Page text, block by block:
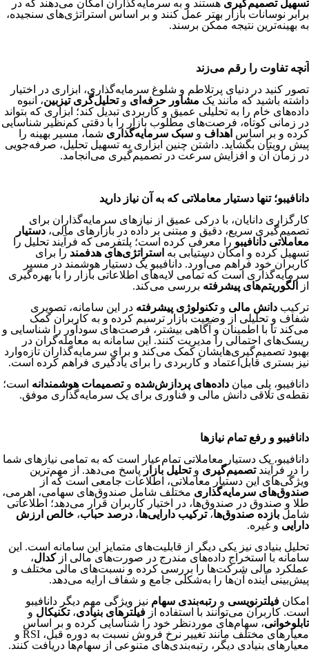
تسهیل تصمیم‌گیری هستند و به سرمایه‌گذاران امکان می‌دهند که در
برابر نوسانات بازار بهتر عمل کنند و بر اساس استراتژی‌های سنجیده،
به بهینه‌ترین نتیجه ممکن برسند.
آنچه تفاوت را رقم می‌زند
تصور کنید در دنیای پرتلاطم و شلوغ سرمایه‌گذاری، ابزاری در اختیار
داشته باشید که مانند یک مشاور حرفه‌ای وتحلیل‌گری تیزبین، انبوه
داده‌های خام را به تحلیلی عمیق و کاربردی تبدیل کند؛ ابزاری که بتواند
در زمانی کوتاه، فرصت‌های مطلوب بازار را با دقتی کم‌نظیر شناسایی
کرده و بر اساس اهداف و سبک سرمایه‌گذاری شما، مسیر بهینه را
پیش رویتان بگشاید. داشتن چنین ابزاری به تسهیل تحلیل، صرفه‌جویی
در زمان آن و افزایش سرعت در تصمیم‌گیری می‌انجامد.
دانافیبو؛ تنها دستیار معاملاتی که به آن نیاز دارید
کارگزاری دانایان، با درکی عمیق از نیازهای سرمایه‌گذاران برای
تصمیم‌گیری سریع، دقیق و مبتنی بر داده در بازارهای مالی، دستیار
معاملاتی دانافیبو را معرفی کرده است؛ پلتفرمی که فرآیند تحلیل را
تسهیل کرده و امکان دستیابی به استراتژی‌های هدفمند را برای
کاربران خود فراهم می‌آورد. دانافیبو یک دستیار هوشمند در مسیر
سرمایه‌گذاری است که تمامی لایه‌های اطلاعاتی بازار را با بهره‌گیری
از
الگوریتم‌های پیشرفته بررسی می‌کند.
ترکیب دانش مالی وتکنولوژی پیشرفته در این سامانه، تصویری
شفاف و تحلیلی از وضعیت بازار ترسیم کرده و به کاربران کمک
می‌کند تا با اطمینان و آگاهی بیشتر، فرصت‌های سودآور را شناسایی و
ریسک‌های احتمالی را مدیریت کنند. این سامانه به معامله‌گران در
بهبود تصمیم‌گیری‌هایشان کمک می‌کند و برای سرمایه‌گذاران تازه‌وارد
نیز بستری قابل‌اعتماد و کاربردی را برای یادگیری فراهم کرده است.
دانافیبو، پلی میان داده‌های پردازش‌شده وتصمیمات هوشمندانه است؛
نقطه‌ی تلاقی دانش مالی و فناوری برای یک سرمایه‌گذاری موفق.
دانافیبو و رفع تمام نیازها
دانافیبو، یک دستیار معاملاتی تمام‌عیار است که به تمامی نیازهای شما
را در فرآیند تصمیم‌گیری وتحلیل بازار پاسخ می‌دهد. از مهم‌ترین
ویژگی‌های این دستیار معاملاتی، اطلاعات جامعی است که از
صندوق‌های سرمایه‌گذاری مختلف شامل صندوق‌های سهامی، اهرمی،
طلا و صندوق در صندوق‌ها، در اختیار کاربران قرار می‌دهد؛ اطلاعاتی
شامل بازده صندوق‌ها،ترکیب دارایی‌ها، درصد حباب، خالص ارزش
دارایی و غیره.
تحلیل بنیادی نیز یکی دیگر از قابلیت‌های متمایز این سامانه است. این
سامانه با استخراج داده‌های مندرج در صورت‌های مالی ازکدال،
عملکرد مالی شرکت‌ها را بررسی کرده و نسبت‌های مالی مختلف و
پیش‌بینی آینده آن‌ها را به‌شکلی جامع و شفاف ارایه می‌دهد.
امکان فیلترنویسی و رتبه‌بندی سهام نیز ویژگی مهم دیگر دانافیبو
است. کاربران می‌توانند با استفاده از فیلترهای بنیادی،تکنیکال و
تابلوخوانی، سهام‌های موردنظر خود را شناسایی کرده و بر اساس
معیارهای مختلف مانند تغییر نرخ فروش نسبت به دوره قبل، RSI و
معیارهای بنیادی دیگر، رتبه‌بندی‌های متنوعی از سهام‌ها دریافت کنند.